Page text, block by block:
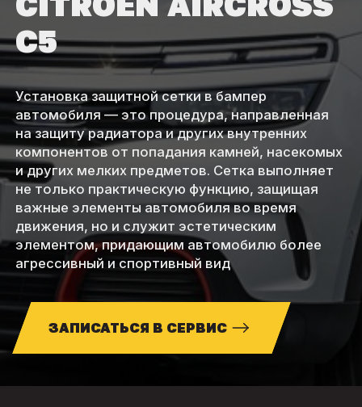
C5
Установка защитной сетки в бампер
автомобиля — это процедура, направленная
на защиту радиатора и других внутренних
компонентов от попадания камней, насекомых
и других мелких предметов. Сетка выполняет
не только практическую функцию, защищая
важные элементы автомобиля во время
движения, но и служит эстетическим
элементом, придающим автомобилю более
агрессивный и спортивный вид
ЗАПИСАТЬСЯ В СЕРВИС